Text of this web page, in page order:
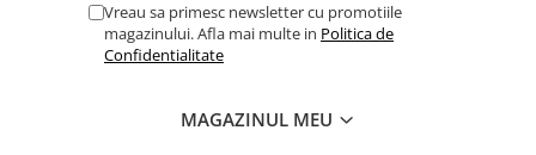
Vreau sa primesc newsletter cu promotiile
magazinului. Afla mai multe in Politica de
Confidentialitate
MAGAZINUL MEU